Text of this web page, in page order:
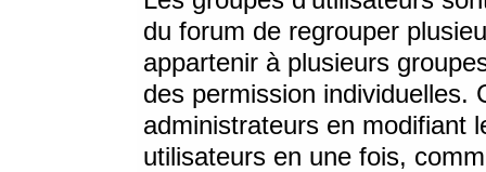
du forum de regrouper
appartenir à plusieurs
des permission individuelles.
administrateurs en modifiant
utilisateurs en une fois,